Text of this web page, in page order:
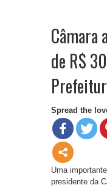
Câmara
de R$
Spread the
Uma
presidente da